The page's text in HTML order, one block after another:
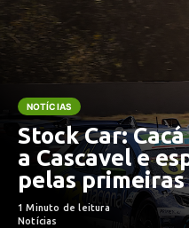
NOTÍCIAS
Stock Car:
a Cascavel e
pelas primeiras
1 Minuto de leitura
Notícias